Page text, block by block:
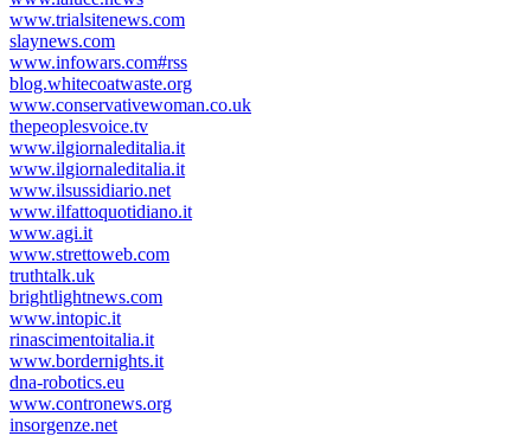
www.trialsitenews.com
slaynews.com
www.infowars.com#rss
blog.whitecoatwaste.org
www.conservativewoman.co.uk
thepeoplesvoice.tv
www.ilgiornaleditalia.it
www.ilgiornaleditalia.it
www.ilsussidiario.net
www.ilfattoquotidiano.it
www.agi.it
www.strettoweb.com
truthtalk.uk
brightlightnews.com
www.intopic.it
rinascimentoitalia.it
www.bordernights.it
dna-robotics.eu
www.contronews.org
insorgenze.net